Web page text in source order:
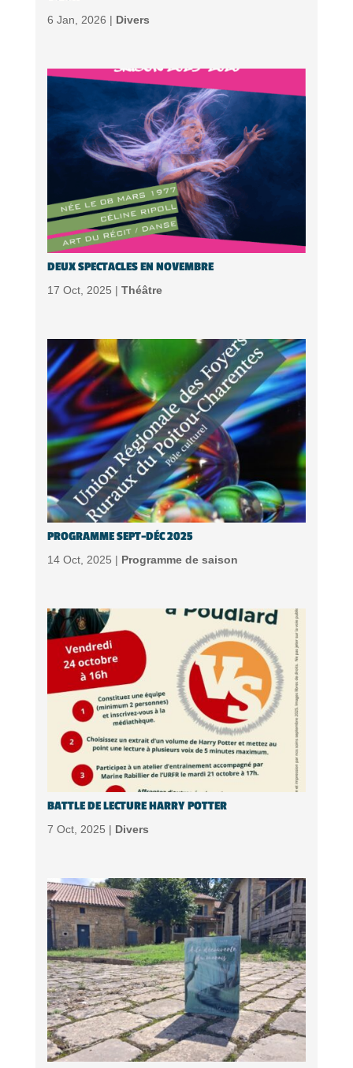
6 Jan, 2026 | Divers
DEUX SPECTACLES EN NOVEMBRE
17 Oct, 2025 | Théâtre
PROGRAMME SEPT-DÉC 2025
14 Oct, 2025 | Programme de saison
BATTLE DE LECTURE HARRY POTTER
7 Oct, 2025 | Divers